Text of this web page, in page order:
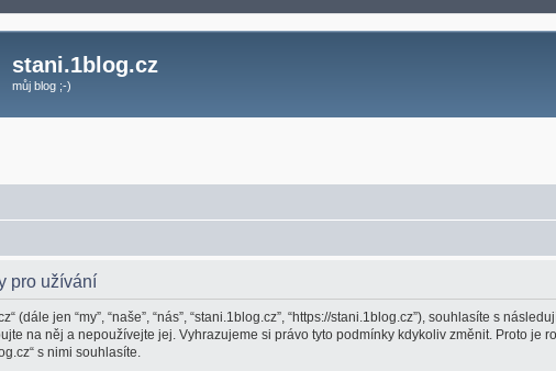
stani.1blog.cz
můj blog ;-)
pro užívání
(dále jen “my”, “naše”, “nás”, “stani.1blog.cz”, “https://stani.1blog.cz”), souhlasíte s
na něj a nepoužívejte jej. Vyhrazujeme si právo tyto podmínky kdykoliv změnit. Proto je
s nimi souhlasíte.